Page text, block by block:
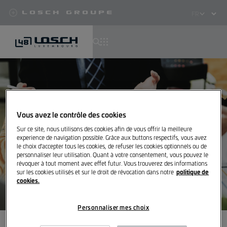
Aller
contenu
principal
Losch Groupe
Select
Vous avez le contrôle des cookies
Sur ce site, nous utilisons des cookies afin de vous offrir la meilleure
experience de navigation possible. Grâce aux buttons respectifs, vous avez
le choix d'accepter tous les cookies, de refuser les cookies optionnels ou de
personnaliser leur utilisation. Quant à votre consentement, vous pouvez le
révoquer à tout moment avec effet futur. Vous trouverez des informations
sur les cookies utilisés et sur le droit de révocation dans notre politique de
cookies.
Personnaliser mes choix